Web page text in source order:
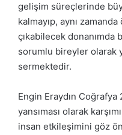
gelişim süreçlerinde
kalmayıp, aynı
çıkabilecek
sorumlu bireyler olarak
sermektedir.
Engin Eraydın
yansıması olarak
insan etkileşimini göz